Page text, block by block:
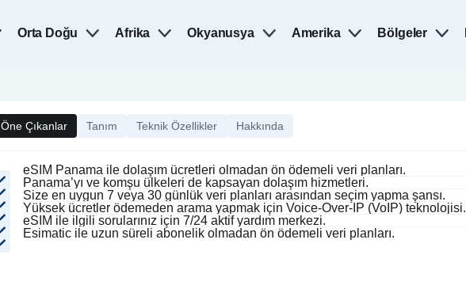
Orta Doğu Afrika Okyanusya Amerika Bölgeler
Öne Çıkanlar Tanım Teknik Özellikler Hakkında
eSIM Panama ile dolaşım ücretleri olmadan ön ödemeli veri planları.
Panama’yı ve komşu ülkeleri de kapsayan dolaşım hizmetleri.
Size en uygun 7 veya 30 günlük veri planları arasından seçim yapma şansı.
Yüksek ücretler ödemeden arama yapmak için Voice-Over-IP (VoIP) teknolojisi.
eSIM ile ilgili sorularınız için 7/24 aktif yardım merkezi.
Esimatic ile uzun süreli abonelik olmadan ön ödemeli veri planları.